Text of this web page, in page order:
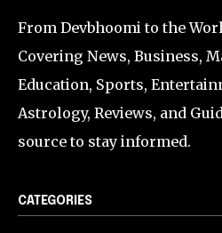
From Devbhoomi to the
Covering News, Business,
Education, Sports,
Astrology, Reviews, and
source to stay informed.
CATEGORIES